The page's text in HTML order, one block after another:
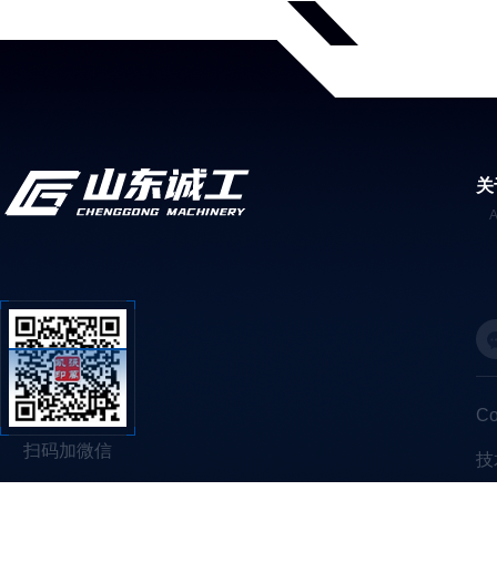
扫码加微信 技